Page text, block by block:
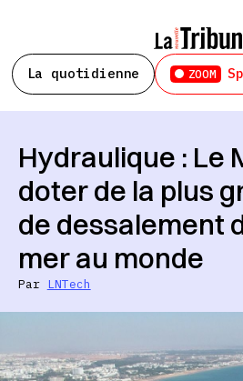
La quotidienne ZOOM
Hydraulique : Le
doter de la plus
de dessalement
mer au monde
Par LNTech